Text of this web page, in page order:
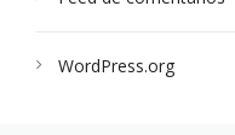
WordPress.org